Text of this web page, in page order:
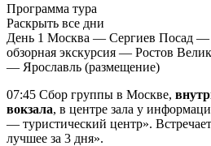
Программа тура
Раскрыть все дни
День 1 Москва — Сергиев Посад —
обзорная экскурсия — Ростов
— Ярославль (размещение)
07:45 Сбор группы в Москве,
вокзала, в центре зала у
— туристический центр».
лучшее за 3 дня».